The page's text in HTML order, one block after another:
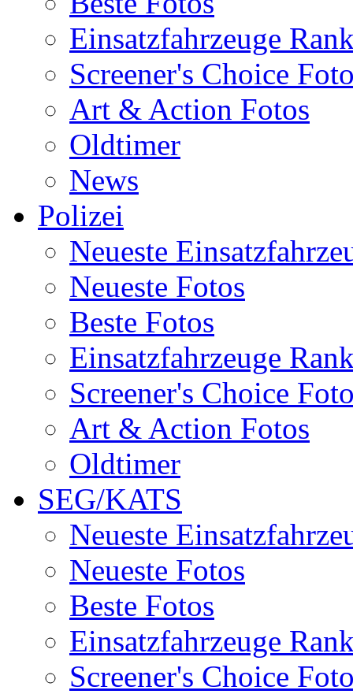
Einsatzfahrzeuge
Screener's Choice
Art & Action Fotos
Oldtimer
News
Polizei
Neueste
Neueste Fotos
Beste Fotos
Einsatzfahrzeuge
Screener's Choice
Art & Action Fotos
Oldtimer
SEG/KATS
Neueste
Neueste Fotos
Beste Fotos
Einsatzfahrzeuge
Screener's Choice